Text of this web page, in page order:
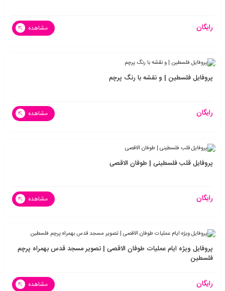
رایگان مشاهده
پروفایل فلسطین | و نقشه با رنگ پرچم
رایگان مشاهده
پروفایل قلب فلسطینی | طوفان الاقصی
رایگان مشاهده
پروفایل ویژه ایام عملیات طوفان الاقصی | تصویر مسجد قدس بهمراه پرچم
فلسطین
رایگان مشاهده